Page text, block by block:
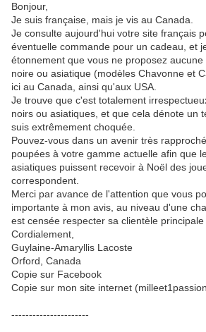
Bonjour,
Je suis française, mais je vis au Canada.
Je consulte aujourd'hui votre site français
éventuelle commande pour un cadeau, et
étonnement que vous ne proposez
noire ou asiatique (modèles Chavonne et
ici au Canada, ainsi qu'aux USA.
Je trouve que c'est totalement
noirs ou asiatiques, et que cela dénote un
suis extrêmement choquée.
Pouvez-vous dans un avenir très
poupées à votre gamme actuelle afin que
asiatiques puissent recevoir à Noël des
correspondent.
Merci par avance de l'attention que vous
importante à mon avis, au niveau d'une
est censée respecter sa clientèle principale
Cordialement,
Guylaine-Amaryllis Lacoste
Orford, Canada
Copie sur Facebook
Copie sur mon site internet
----------------------